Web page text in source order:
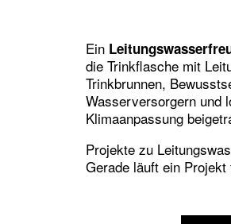
Ein
die Trinkflasche mit
Trinkbrunnen,
Wasserversorgern und
Klimaanpassung
Projekte zu
Gerade läuft ein Projekt